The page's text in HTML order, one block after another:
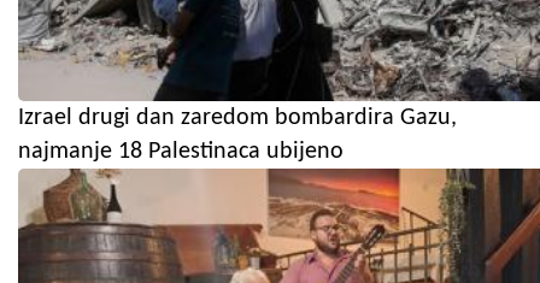
Izrael drugi dan zaredom bombardira Gazu,
najmanje 18 Palestinaca ubijeno